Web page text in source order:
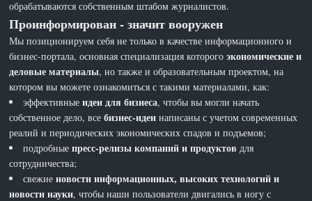
обрабатываются собственным штабом журналистов.
Проинформирован - значит вооружен
Мы позиционируем себя не только в качестве информационного и
бизнес-портала, основная специализация которогоэкономические и
деловые материалы, но также и образовательным проектом, на
котором вы можете ознакомиться с такими материалами, как:
эффективныеидеи для бизнеса, чтобы вы могли начать
собственное дело, всебизнес-идеи написаны с учетом современных
реалий и периодических экономических спадов и подъемов;
подробныепресс-релизы компаний и продуктов для
сотрудничества;
свежиеновости информационных, высоких технологий и
новости науки, чтобы наши пользователи двигались в ногу с